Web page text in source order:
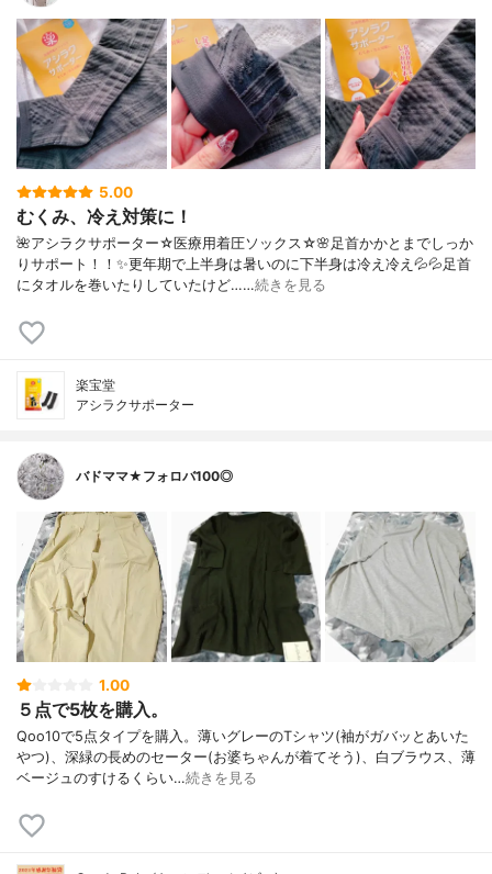
5.00
むくみ、冷え対策に！
🌺アシラクサポーター☆医療用着圧ソックス☆🌸足首かかとまでしっか
りサポート！！✨更年期で上半身は暑いのに下半身は冷え冷え💦💦足首
にタオルを巻いたりしていたけど……続きを見る
楽宝堂
アシラクサポーター
バドママ★フォロバ100◎
1.00
５点で5枚を購入。
Qoo10で5点タイプを購入。薄いグレーのTシャツ(袖がガバッとあいた
やつ)、深緑の長めのセーター(お婆ちゃんが着てそう)、白ブラウス、薄
ベージュのすけるくらい…続きを見る